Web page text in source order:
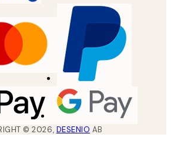
©2026, DESENIO AB